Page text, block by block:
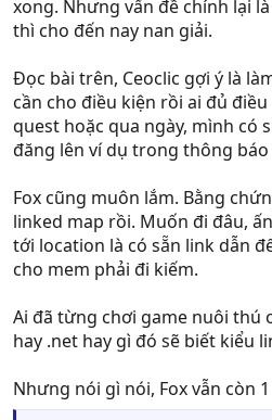
chuyển map của nó, mình thấy
emblem saga...
xong. Nhưng vấn đề chính lại
thì cho đến nay nan giải.
Đọc bài trên, Ceoclic gợi ý là
cần cho điều kiện rồi ai đủ
quest hoặc qua ngày, mình có
đăng lên ví dụ trong thông
Fox cũng muôn lắm. Bằng
linked map rồi. Muốn đi đâu,
tới location là có sẵn link dẫn
cho mem phải đi kiếm.
Ai đã từng chơi game nuôi thú
hay .net hay gì đó sẽ biết kiểu
Nhưng nói gì nói, Fox vẫn còn